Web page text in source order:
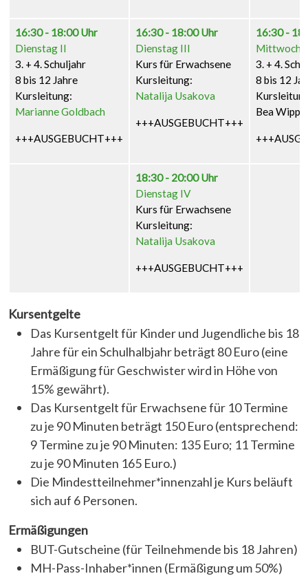
16:30 - 18:00 Uhr
Dienstag II
3. + 4. Schuljahr
8 bis 12 Jahre
Kursleitung:
Marianne Goldbach
+++AUSGEBUCHT+++
16:30 - 18:00 Uhr
Dienstag III
Kurs für Erwachsene
Kursleitung:
Natalija Usakova
+++AUSGEBUCHT+++
16:30 -
Mittwoch
3. + 4.
8 bis 12
Bea
18:30 - 20:00 Uhr
Dienstag IV
Kurs für Erwachsene
Kursleitung:
Natalija Usakova
+++AUSGEBUCHT+++
Kursentgelte
Das Kursentgelt für Kinder und Jugendliche bis 18
Jahre für ein Schulhalbjahr beträgt 80 Euro (eine
Ermäßigung für Geschwister wird in Höhe von
15% gewährt).
Das Kursentgelt für Erwachsene für 10 Termine
zu je 90 Minuten beträgt 150 Euro (entsprechend:
9 Termine zu je 90 Minuten: 135 Euro; 11 Termine
zu je 90 Minuten 165 Euro.)
Die Mindestteilnehmer*innenzahl je Kurs beläuft
sich auf 6 Personen.
Ermäßigungen
BUT-Gutscheine (für Teilnehmende bis 18 Jahren)
MH-Pass-Inhaber*innen (Ermäßigung um 50%)